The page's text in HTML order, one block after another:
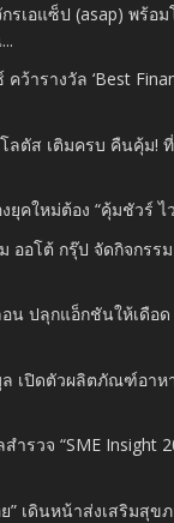
รเอแซ็ป (asap) พร้อ
คว้ารางวัล ‘Best
ลตัส เติมครบ คืนคุ้ม!
ยุคใหม่ต้อง “คุ้มชัวร์ ไ
ออโต้ กรุ๊ป จัดกิจกรรม
น ปลุกแอ็กชันให้เดือด
เปิดตัวผลิตภัณฑ์อาหา
ำรวจ “SME Insight
” เดินหน้าส่งเสริมสุข